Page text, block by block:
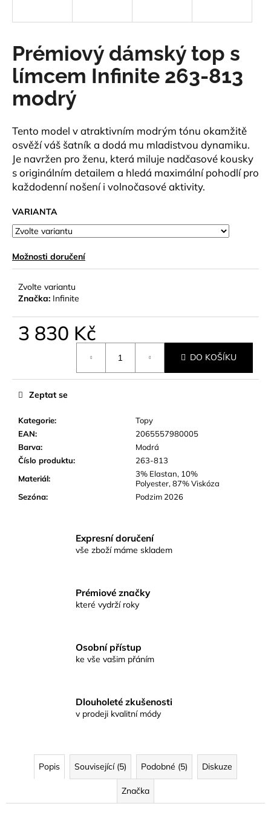
Prémiový dámský top s
límcem Infinite 263-813
modrý
Tento model v atraktivním modrým tónu okamžitě
osvěží váš šatník a dodá mu mladistvou dynamiku.
Je navržen pro ženu, která miluje nadčasové kousky
s originálním detailem a hledá maximální pohodlí pro
každodenní nošení i volnočasové aktivity.
VARIANTA
Možnosti doručení
Zvolte variantu
Značka: Infinite
3 830 Kč
DO KOŠÍKU
Kategorie:
Topy
EAN:
2065557980005
Barva:
Modrá
Číslo produktu:
263-813
Materiál:
3% Elastan, 10%
Polyester, 87% Viskóza
Sezóna: Podzim 2026
Zeptat se
Expresní doručení
vše zboží máme skladem
Prémiové značky
které vydrží roky
Osobní přístup
ke vše vašim přáním
Dlouholeté zkušenosti
v prodeji kvalitní módy
Popis Související (5) Podobné (5) Diskuze
Značka
í
t
?
HLEDAT
D
o
p
o
u
č
u
e
m
e